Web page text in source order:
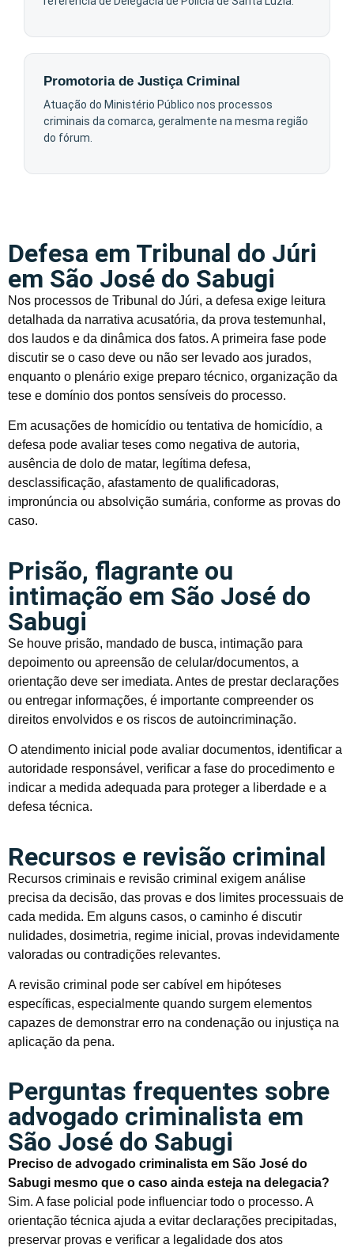
Promotoria de Justiça Criminal
Atuação do Ministério Público nos processos
criminais da comarca, geralmente na mesma região
do fórum.
Defesa em Tribunal do Júri
em São José do Sabugi
Nos processos de Tribunal do Júri, a defesa exige leitura
detalhada da narrativa acusatória, da prova testemunhal,
dos laudos e da dinâmica dos fatos. A primeira fase pode
discutir se o caso deve ou não ser levado aos jurados,
enquanto o plenário exige preparo técnico, organização da
tese e domínio dos pontos sensíveis do processo.
Em acusações de homicídio ou tentativa de homicídio, a
defesa pode avaliar teses como negativa de autoria,
ausência de dolo de matar, legítima defesa,
desclassificação, afastamento de qualificadoras,
impronúncia ou absolvição sumária, conforme as provas do
caso.
Prisão, flagrante ou
intimação em São José do
Sabugi
Se houve prisão, mandado de busca, intimação para
depoimento ou apreensão de celular/documentos, a
orientação deve ser imediata. Antes de prestar declarações
ou entregar informações, é importante compreender os
direitos envolvidos e os riscos de autoincriminação.
O atendimento inicial pode avaliar documentos, identificar a
autoridade responsável, verificar a fase do procedimento e
indicar a medida adequada para proteger a liberdade e a
defesa técnica.
Recursos e revisão criminal
Recursos criminais e revisão criminal exigem análise
precisa da decisão, das provas e dos limites processuais de
cada medida. Em alguns casos, o caminho é discutir
nulidades, dosimetria, regime inicial, provas indevidamente
valoradas ou contradições relevantes.
A revisão criminal pode ser cabível em hipóteses
específicas, especialmente quando surgem elementos
capazes de demonstrar erro na condenação ou injustiça na
aplicação da pena.
Perguntas frequentes sobre
advogado criminalista em
São José do Sabugi
Preciso de advogado criminalista em São José do
Sabugi mesmo que o caso ainda esteja na delegacia?
Sim. A fase policial pode influenciar todo o processo. A
orientação técnica ajuda a evitar declarações precipitadas,
preservar provas e verificar a legalidade dos atos